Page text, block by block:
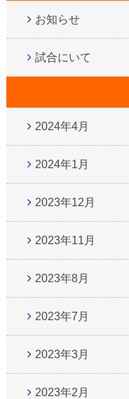
お知らせ
試合にいて
2024年4月
2024年1月
2023年12月
2023年11月
2023年8月
2023年7月
2023年3月
2023年2月